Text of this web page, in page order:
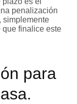
penalización
simplemente
que finalice este
para